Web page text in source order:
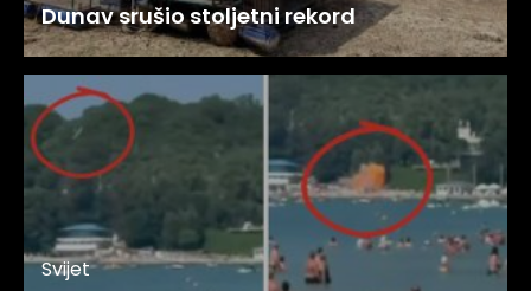
Dunav srušio stoljetni rekord
Svijet